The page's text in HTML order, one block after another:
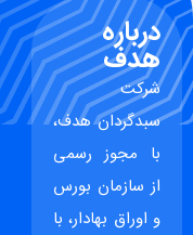
درباره
هدف
شرکت
سبدگردان هدف،
با مجوز رسمی
از سازمان بورس
و اوراق بهادار، با